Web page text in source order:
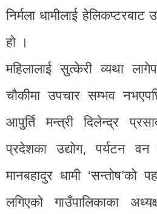
निर्मला धामीलाई हेलिकप्टरबाट
हो ।
महिलालाई सुत्केरी व्यथा
चौकीमा उपचार सम्भव
आपु्र्ति मन्त्री दिलेन्द्र
प्रदेशका उद्योग, पर्यटन वन
मानबहादुर धामी ‘सन्तोष’को
लगिएको गाउँपालिकाका